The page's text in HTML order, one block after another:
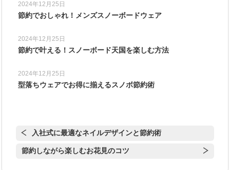
2024年12月25日
節約でおしゃれ！メンズスノーボードウェア
2024年12月25日
節約で叶える！スノーボード天国を楽しむ方法
2024年12月25日
型落ちウェアでお得に揃えるスノボ節約術
入社式に最適なネイルデザインと節約術
節約しながら楽しむお花見のコツ